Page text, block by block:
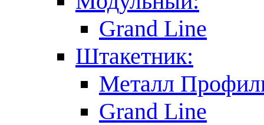
Grand Line
Штакетник:
Металл
Grand Line